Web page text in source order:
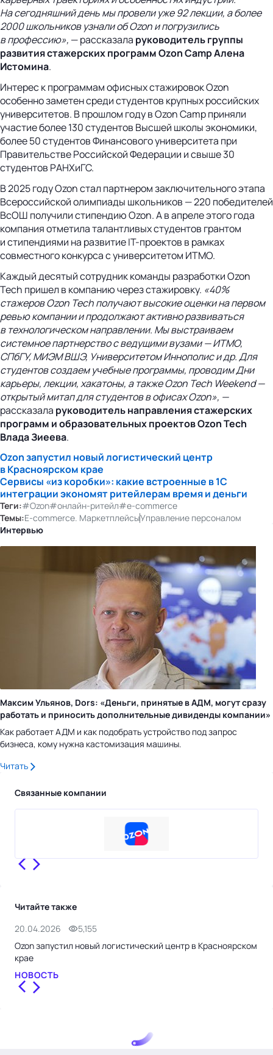
На сегодняшний день мы провели уже 92 лекции, а более
2000 школьников узнали об Ozon и погрузились
в профессию», — рассказала руководитель группы
развития стажерских программ Ozon Camp Алена
Истомина.
Интерес к программам офисных стажировок Ozon
особенно заметен среди студентов крупных российских
университетов. В прошлом году в Ozon Camp приняли
участие более 130 студентов Высшей школы экономики,
более 50 студентов Финансового университета при
Правительстве Российской Федерации и свыше 30
студентов РАНХиГС.
В 2025 году Ozon стал партнером заключительного этапа
Всероссийской олимпиады школьников — 220 победителей
ВсОШ получили стипендию Ozon. А в апреле этого года
компания отметила талантливых студентов грантом
и стипендиями на развитие IT-проектов в рамках
совместного конкурса с университетом ИТМО.
Каждый десятый сотрудник команды разработки Ozon
Tech пришел в компанию через стажировку. «40%
стажеров Ozon Tech получают высокие оценки на первом
ревью компании и продолжают активно развиваться
в технологическом направлении. Мы выстраиваем
системное партнерство с ведущими вузами — ИТМО,
СПбГУ, МИЭМ ВШЭ, Университетом Иннополис и др. Для
студентов создаем учебные программы, проводим Дни
карьеры, лекции, хакатоны, а также Ozon Tech Weekend —
открытый митап для студентов в офисах Ozon», —
рассказала руководитель направления стажерских
программ и образовательных проектов Ozon Tech
Влада Зиеева.
Ozon запустил новый логистический центр
в Красноярском крае
Сервисы «из коробки»: какие встроенные в 1С
интеграции экономят ритейлерам время и деньги
Теги:#Ozon#онлайн-ритейл#e-commerce
Темы:E-commerce. МаркетплейсыУправление персоналом
Интервью
Максим Ульянов, Dors: «Деньги, принятые в АДМ, могут сразу
работать и приносить дополнительные дивиденды компании»
Как работает АДМ и как подобрать устройство под запрос
бизнеса, кому нужна кастомизация машины.
Читать
Связанные компании
Читайте также
20.04.2026
5,155
Ozon запустил новый логистический центр в Красноярском
крае
НОВОСТЬ